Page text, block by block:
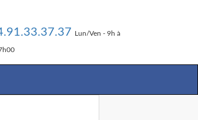
Lun/Ven - 9h à